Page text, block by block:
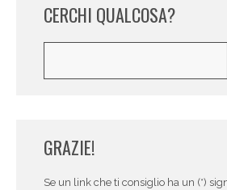
CERCHI QUALCOSA?
GRAZIE!
Se un link che ti consiglio ha un (*)